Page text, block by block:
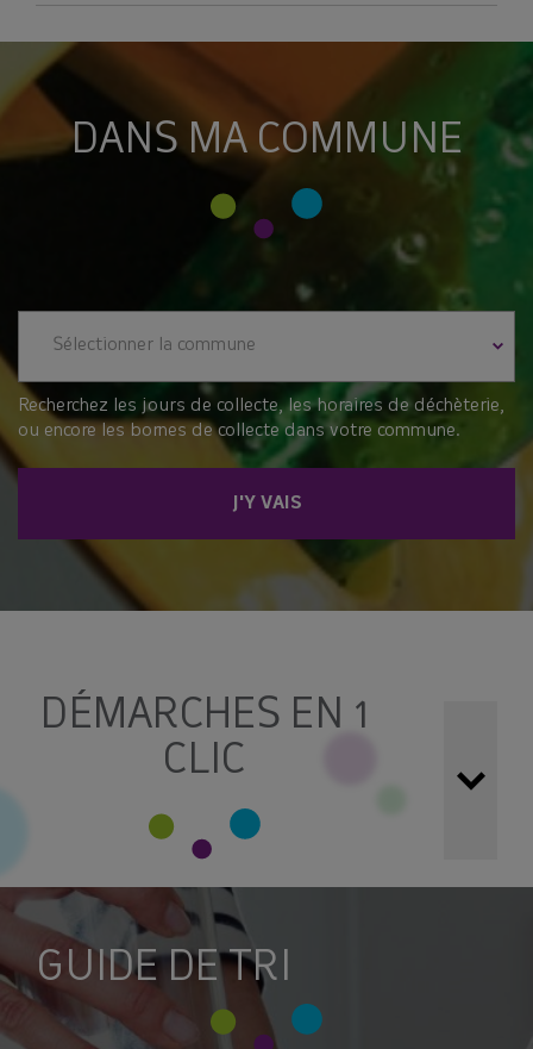
DÉMARCHES EN 1
CLIC
Simplifiez vos démarches !
peuvent être réalisées grâce aux formulaires et services
en ligne ci-dessous :
ACCÉDER À MON ESPACE
LES DÉCHÈTERIES : CONSIGNES ET
HORAIRES
DANS MA COMMUNE
Sélectionner la commune
Recherchez les jours de collecte, les horaires de déchèterie,
ou encore les bornes de collecte dans votre commune.
GUIDE DE TRI